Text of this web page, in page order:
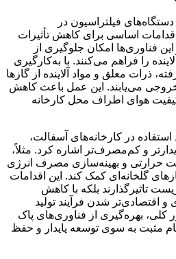
فیلتراسیون در
اساسی برای کاهش تأثیرات
فناوری‌ها امکان جلوگیری از
را فراهم می‌کنند. با به‌کارگیری
ذرات معلق و مواد آلاینده از گازها
می‌یابند. این عمل باعث کاهش
هوای اطراف محل کارخانه
در کارخانه‌های آسفالت،
و کم‌مصرف‌تر اشاره کرد. مثلاً،
حرارتی و بهینه‌سازی مصرف انرژی
گلخانه‌ای کمک کند. این اقدامات
تاثیرگذارند بلکه با کاهش
اقتصادی‌تر شدن فرآیند تولید
بهره‌گیری از فناوری‌های پاک
مثبت به سوی توسعه پایدار و حفظ